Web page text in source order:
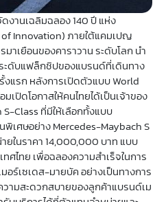
ดงานเฉลิมฉลอง 140 ปี แห่ง
Innovation) ภายใต้แคมเปญ
มาเยือนของคาราวาน ระดับโลก นำ
ะดับแฟล็กชิปของแบรนด์ที่เดินทาง
งแรก หลังการเปิดตัวแบบ World
ปิดโอกาสให้คนไทยได้เป็นเจ้าของ
Class ที่มีให้เลือกทั้งแบบ
พิเศษอย่าง Mercedes-Maybach S
ยในราคา 14,000,000 บาท แบบ
ศไทย เพื่อฉลองความสำเร็จในการ
อร์เซเดส-มายบัค อย่างเป็นทางการ
ามสะดวกสบายของลูกค้าแบรนด์เม